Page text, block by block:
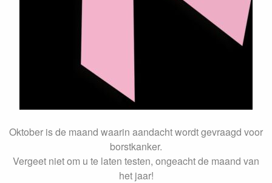
Oktober is de maand waarin aandacht wordt gevraagd voor
borstkanker.
Vergeet niet om u te laten testen, ongeacht de maand van
het jaar!